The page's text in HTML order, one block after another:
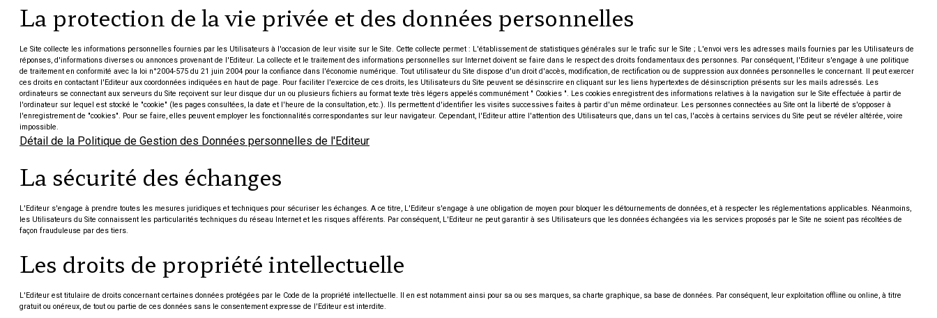
La protection de la vie privée et des données personnelles
Le Site collecte les informations personnelles fournies par les Utilisateurs à l'occasion de leur visite sur le Site. Cette collecte permet : L'établissement de statistiques générales sur le trafic sur le Site ; L'envoi vers les adresses mails fournies par les Utilisateurs de
réponses, d'informations diverses ou annonces provenant de l'Editeur. La collecte et le traitement des informations personnelles sur Internet doivent se faire dans le respect des droits fondamentaux des personnes. Par conséquent, l'Editeur s'engage à une politique
de traitement en conformité avec la loi n°2004-575 du 21 juin 2004 pour la confiance dans l'économie numérique. Tout utilisateur du Site dispose d'un droit d'accès, modification, de rectification ou de suppression aux données personnelles le concernant. Il peut exercer
ces droits en contactant l'Editeur aux coordonnées indiquées en haut de page. Pour faciliter l'exercice de ces droits, les Utilisateurs du Site peuvent se désinscrire en cliquant sur les liens hypertextes de désinscription présents sur les mails adressés. Les
ordinateurs se connectant aux serveurs du Site reçoivent sur leur disque dur un ou plusieurs fichiers au format texte très légers appelés communément " Cookies ". Les cookies enregistrent des informations relatives à la navigation sur le Site effectuée à partir de
l'ordinateur sur lequel est stocké le "cookie" (les pages consultées, la date et l'heure de la consultation, etc.). Ils permettent d'identifier les visites successives faites à partir d'un même ordinateur. Les personnes connectées au Site ont la liberté de s'opposer à
l'enregistrement de "cookies". Pour se faire, elles peuvent employer les fonctionnalités correspondantes sur leur navigateur. Cependant, l'Editeur attire l'attention des Utilisateurs que, dans un tel cas, l'accès à certains services du Site peut se révéler altérée, voire
impossible.
Détail de la Politique de Gestion des Données personnelles de l'Editeur
La sécurité des échanges
L'Editeur s'engage à prendre toutes les mesures juridiques et techniques pour sécuriser les échanges. A ce titre, L'Editeur s'engage à une obligation de moyen pour bloquer les détournements de données, et à respecter les réglementations applicables. Néanmoins,
les Utilisateurs du Site connaissent les particularités techniques du réseau Internet et les risques afférents. Par conséquent, L'Editeur ne peut garantir à ses Utilisateurs que les données échangées via les services proposés par le Site ne soient pas récoltées de
façon frauduleuse par des tiers.
Les droits de propriété intellectuelle
L'Editeur est titulaire de droits concernant certaines données protégées par le Code de la propriété intellectuelle. Il en est notamment ainsi pour sa ou ses marques, sa charte graphique, sa base de données. Par conséquent, leur exploitation offline ou online, à titre
gratuit ou onéreux, de tout ou partie de ces données sans le consentement expresse de l'Editeur est interdite.